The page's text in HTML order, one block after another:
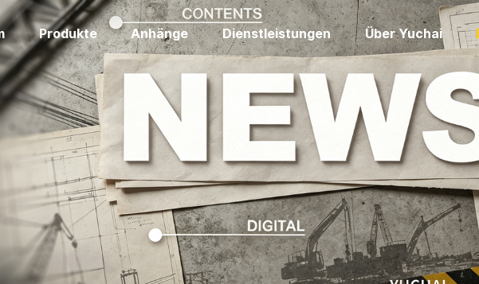
Produkte Anhänge Dienstleistungen Über Yuchai